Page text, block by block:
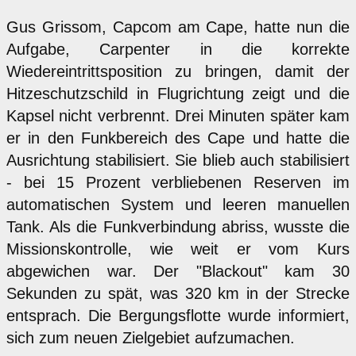
Gus Grissom, Capcom am Cape, hatte nun die
Aufgabe, Carpenter in die korrekte
Wiedereintrittsposition zu bringen, damit der
Hitzeschutzschild in Flugrichtung zeigt und die
Kapsel nicht verbrennt. Drei Minuten später kam
er in den Funkbereich des Cape und hatte die
Ausrichtung stabilisiert. Sie blieb auch stabilisiert
- bei 15 Prozent verbliebenen Reserven im
automatischen System und leeren manuellen
Tank. Als die Funkverbindung abriss, wusste die
Missionskontrolle, wie weit er vom Kurs
abgewichen war. Der "Blackout" kam 30
Sekunden zu spät, was 320 km in der Strecke
entsprach. Die Bergungsflotte wurde informiert,
sich zum neuen Zielgebiet aufzumachen.